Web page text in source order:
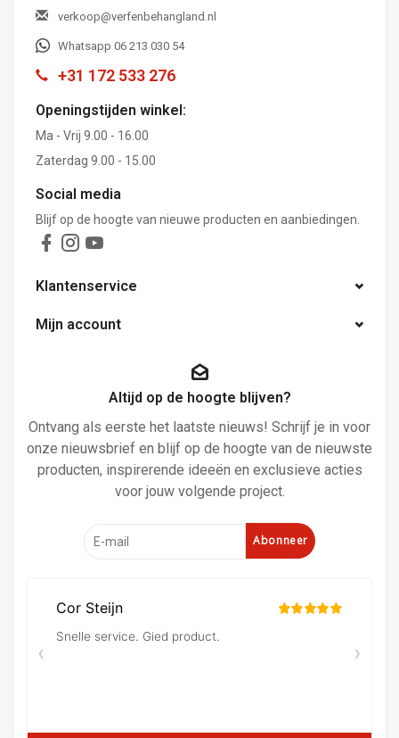
verkoop@verfenbehangland.nl
Whatsapp 06 213 030 54
+31 172 533 276
Openingstijden winkel:
Ma - Vrij 9.00 - 16.00
Zaterdag 9.00 - 15.00
Social media
Blijf op de hoogte van nieuwe producten en aanbiedingen.
Klantenservice
Mijn account
Altijd op de hoogte blijven?
Ontvang als eerste het laatste nieuws! Schrijf je in voor
onze nieuwsbrief en blijf op de hoogte van de nieuwste
producten, inspirerende ideeën en exclusieve acties
voor jouw volgende project.
Abonneer